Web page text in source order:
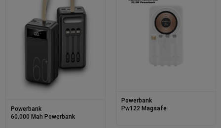
Powerbank
60.000 Mah Powerbank
Powerbank
Pw122 Magsafe